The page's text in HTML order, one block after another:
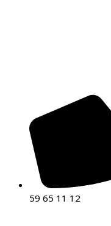
59 65 11 12